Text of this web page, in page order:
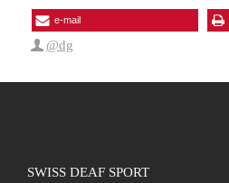
e-mail
@dg
SWISS DEAF SPORT